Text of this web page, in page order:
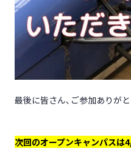
最後に皆さん、ご参加ありが
次回のオープンキャンパスは4/